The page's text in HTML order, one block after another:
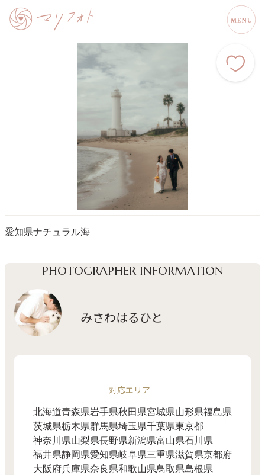
愛知県ナチュラル海
PHOTOGRAPHER INFORMATION
みさわはるひと
対応エリア
北海道青森県岩手県秋田県宮城県山形県福島県
茨城県栃木県群馬県埼玉県千葉県東京都
神奈川県山梨県長野県新潟県富山県石川県
福井県静岡県愛知県岐阜県三重県滋賀県京都府
大阪府兵庫県奈良県和歌山県鳥取県島根県